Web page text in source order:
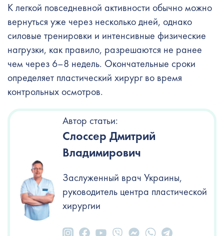
К легкой повседневной активности обычно можно
вернуться уже через несколько дней, однако
силовые тренировки и интенсивные физические
нагрузки, как правило, разрешаются не ранее
чем через 6–8 недель. Окончательные сроки
определяет пластический хирург во время
контрольных осмотров.
Автор статьи:
Слоссер Дмитрий
Владимирович
Заслуженный врач Украины,
руководитель центра пластической
хирургии